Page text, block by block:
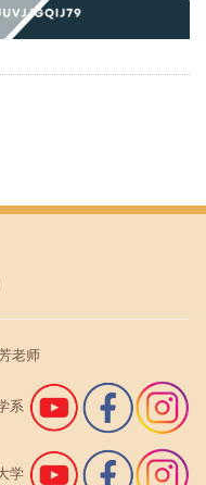
师、蔡芬芳老师
系
学